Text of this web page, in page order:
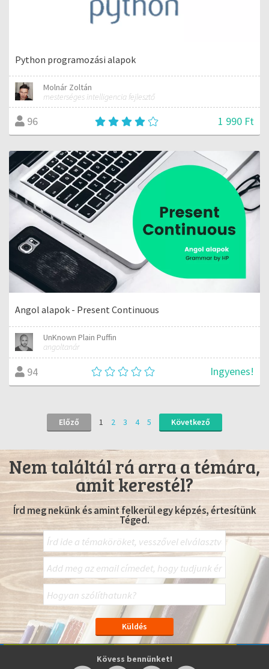
Python programozási alapok
Molnár Zoltán
mesterséges intelligencia fejlesztő
96 1 990 Ft
Angol alapok - Present Continuous
UnKnown Plain Puffin
angoltanár
94 Ingyenes!
Előző 1 2 3 4 5 Következő
Nem találtál rá arra a témára,
amit kerestél?
Írd meg nekünk és amint felkerül egy képzés, értesítünk
Téged.
Kövess bennünket!